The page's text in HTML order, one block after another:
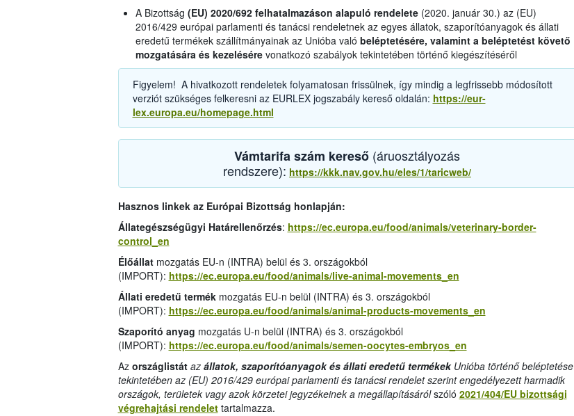
A Bizottság (EU) 2020/692 felhatalmazáson alapuló rendelete (2020. január 30.) az (EU)
2016/429 európai parlamenti és tanácsi rendeletnek az egyes állatok, szaporítóanyagok és állati
eredetű termékek szállítmányainak az Unióba való beléptetésére, valamint a beléptetést követő
mozgatására és kezelésérevonatkozó szabályok tekintetében történő kiegészítéséről
Figyelem! A hivatkozott rendeletek folyamatosan frissülnek, így mindig a legfrissebb módosított
verziót szükséges felkeresni az EURLEX jogszabály kereső oldalán: https://eur-
lex.europa.eu/homepage.html
Vámtarifa szám kereső (áruosztályozás
rendszere): https://kkk.nav.gov.hu/eles/1/taricweb/
Hasznos linkek az Európai Bizottság honlapján:
Állategészségügyi Határellenőrzés: https://ec.europa.eu/food/animals/veterinary-border-
control_en
Élőállat mozgatás EU-n (INTRA) belül és 3. országokból
(IMPORT): https://ec.europa.eu/food/animals/live-animal-movements_en
Állati eredetű termék mozgatás EU-n belül (INTRA) és 3. országokból
(IMPORT): https://ec.europa.eu/food/animals/animal-products-movements_en
Szaporító anyag mozgatás U-n belül (INTRA) és 3. országokból
(IMPORT): https://ec.europa.eu/food/animals/semen-oocytes-embryos_en
Az országlistát az állatok, szaporítóanyagok és állati eredetű termékekUnióba történő beléptetése
tekintetében az (EU) 2016/429 európai parlamenti és tanácsi rendelet szerint engedélyezett harmadik
országok, területek vagy azok körzetei jegyzékeinek a megállapításárólszóló 2021/404/EU bizottsági
végrehajtási rendelettartalmazza.